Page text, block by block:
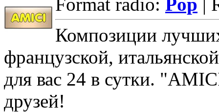
Композиции
французской,
для вас 24 в сутки.
друзей!